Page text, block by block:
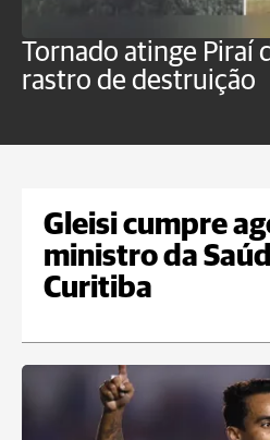
Tornado atinge Piraí
rastro de destruição
Gleisi cumpre
ministro da
Curitiba